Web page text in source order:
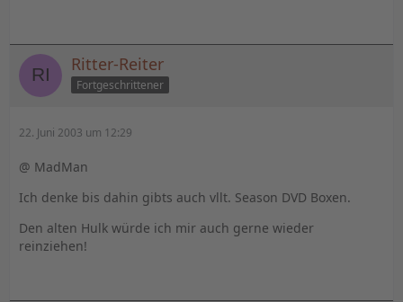
Ritter-Reiter
Fortgeschrittener
22. Juni 2003 um 12:29
@ MadMan
Ich denke bis dahin gibts auch vllt. Season DVD Boxen.
Den alten Hulk würde ich mir auch gerne wieder
reinziehen!